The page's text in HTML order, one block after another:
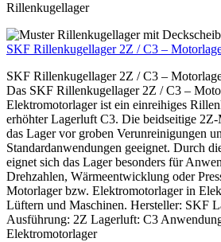
Rillenkugellager
SKF Rillenkugellager 2Z / C3 –
SKF Rillenkugellager 2Z / C3 –
Das SKF Rillenkugellager 2Z / C3 –
Elektromotorlager ist ein einreihiges
erhöhter Lagerluft C3. Die beidseitige
das Lager vor groben Verunreinigungen
Standardanwendungen geeignet. Durch
eignet sich das Lager besonders für
Drehzahlen, Wärmeentwicklung oder
Motorlager bzw. Elektromotorlager in
Lüftern und Maschinen. Hersteller: SKF
Ausführung: 2Z Lagerluft: C3
Elektromotorlager